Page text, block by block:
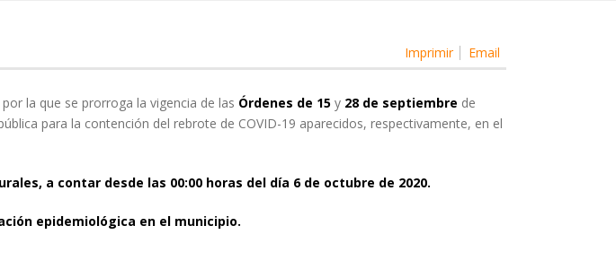
Imprimir Email
la que se prorroga la vigencia de las Órdenes de 15 y 28 de septiembre de
para la contención del rebrote de COVID-19 aparecidos, respectivamente, en el
a contar desde las 00:00 horas del día 6 de octubre de 2020.
epidemiológica en el municipio.